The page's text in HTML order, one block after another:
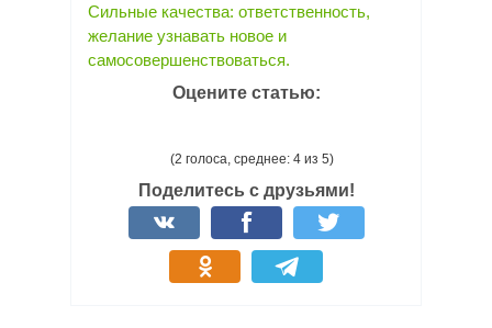
Сильные качества: ответственность,
желание узнавать новое и
самосовершенствоваться.
Оцените статью:
(2 голоса, среднее: 4 из 5)
Поделитесь с друзьями!